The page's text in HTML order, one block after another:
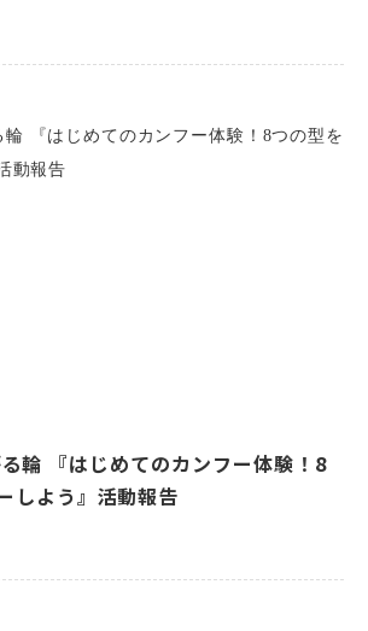
輪 『はじめてのカンフー体験！8
しよう』活動報告